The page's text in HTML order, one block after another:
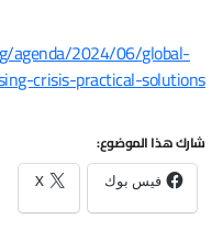
agenda/2024/06/global-
crisis-practical-solutions/
شارك هذا الموضوع:
فيس بوك X